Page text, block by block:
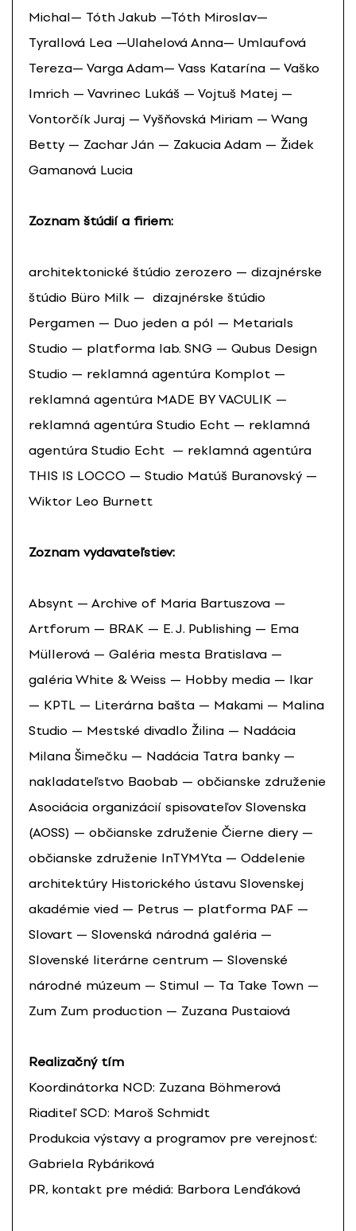
Michal— Tóth Jakub —Tóth Miroslav—
Tyrallová Lea —Ulahelová Anna— Umlaufová
Tereza— Varga Adam— Vass Katarína — Vaško
Imrich — Vavrinec Lukáš — Vojtuš Matej —
Vontorčík Juraj — Vyšňovská Miriam — Wang
Betty — Zachar Ján — Zakucia Adam — Židek
Gamanová Lucia
Zoznam štúdií a firiem:
architektonické štúdio zerozero — dizajnérske
štúdio Büro Milk — dizajnérske štúdio
Pergamen — Duo jeden a pól — Metarials
Studio — platforma lab. SNG — Qubus Design
Studio — reklamná agentúra Komplot —
reklamná agentúra MADE BY VACULIK —
reklamná agentúra Studio Echt — reklamná
agentúra Studio Echt — reklamná agentúra
THIS IS LOCCO — Studio Matúš Buranovský —
Wiktor Leo Burnett
Zoznam vydavateľstiev:
Absynt — Archive of Maria Bartuszova —
Artforum — BRAK — E. J. Publishing — Ema
Müllerová — Galéria mesta Bratislava —
galéria White & Weiss — Hobby media — Ikar
— KPTL — Literárna bašta — Makami — Malina
Studio — Mestské divadlo Žilina — Nadácia
Milana Šimečku — Nadácia Tatra banky —
nakladateľstvo Baobab — občianske združenie
Asociácia organizácií spisovateľov Slovenska
(AOSS) — občianske združenie Čierne diery —
občianske združenie InTYMYta — Oddelenie
architektúry Historického ústavu Slovenskej
akadémie vied — Petrus — platforma PAF —
Slovart — Slovenská národná galéria —
Slovenské literárne centrum — Slovenské
národné múzeum — Stimul — Ta Take Town —
Zum Zum production — Zuzana Pustaiová
Realizačný tím
Koordinátorka NCD: Zuzana Böhmerová
Riaditeľ SCD: Maroš Schmidt
Produkcia výstavy a programov pre verejnosť:
Gabriela Rybáriková
PR, kontakt pre médiá: Barbora Lenďáková